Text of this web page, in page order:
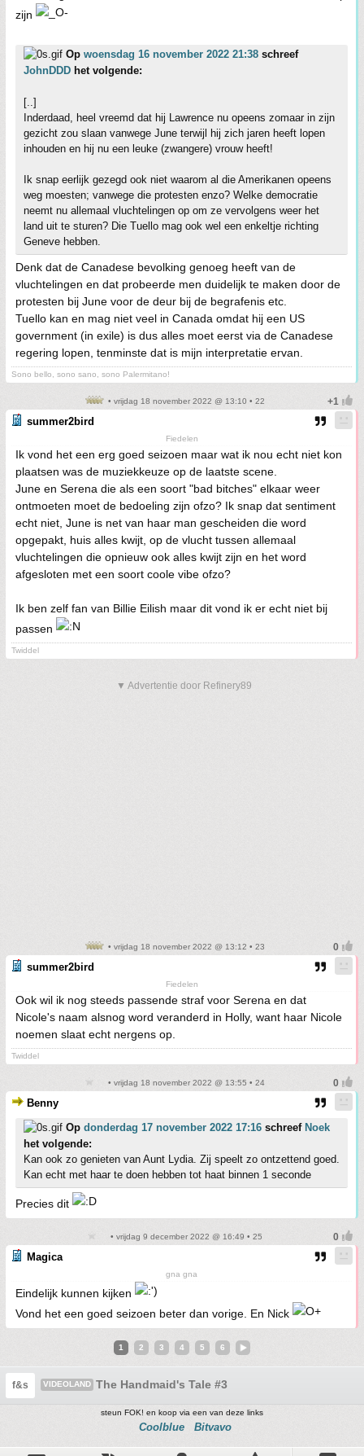
zijn
Op woensdag 16 november 2022 21:38 schreef
JohnDDD het volgende:
[..]
Inderdaad, heel vreemd dat hij Lawrence nu opeens zomaar in zijn
gezicht zou slaan vanwege June terwijl hij zich jaren heeft lopen
inhouden en hij nu een leuke (zwangere) vrouw heeft!
Ik snap eerlijk gezegd ook niet waarom al die Amerikanen opeens
weg moesten; vanwege die protesten enzo? Welke democratie
neemt nu allemaal vluchtelingen op om ze vervolgens weer het
land uit te sturen? Die Tuello mag ook wel een enkeltje richting
Geneve hebben.
Denk dat de Canadese bevolking genoeg heeft van de
vluchtelingen en dat probeerde men duidelijk te maken door de
protesten bij June voor de deur bij de begrafenis etc.
Tuello kan en mag niet veel in Canada omdat hij een US
government (in exile) is dus alles moet eerst via de Canadese
regering lopen, tenminste dat is mijn interpretatie ervan.
Sono bello, sono sano, sono Palermitano!
• vrijdag 18 november 2022 @ 13:10 • 22
summer2bird
Fiedelen
Ik vond het een erg goed seizoen maar wat ik nou echt niet kon
plaatsen was de muziekkeuze op de laatste scene.
June en Serena die als een soort "bad bitches" elkaar weer
ontmoeten moet de bedoeling zijn ofzo? Ik snap dat sentiment
echt niet, June is net van haar man gescheiden die word
opgepakt, huis alles kwijt, op de vlucht tussen allemaal
vluchtelingen die opnieuw ook alles kwijt zijn en het word
afgesloten met een soort coole vibe ofzo?
Ik ben zelf fan van Billie Eilish maar dit vond ik er echt niet bij
passen
Twiddel
▼ Advertentie door Refinery89
• vrijdag 18 november 2022 @ 13:12 • 23
summer2bird
Fiedelen
Ook wil ik nog steeds passende straf voor Serena en dat
Nicole's naam alsnog word veranderd in Holly, want haar Nicole
noemen slaat echt nergens op.
Twiddel
• vrijdag 18 november 2022 @ 13:55 • 24
Benny
Op donderdag 17 november 2022 17:16 schreef Noek
het volgende:
Kan ook zo genieten van Aunt Lydia. Zij speelt zo ontzettend goed.
Kan echt met haar te doen hebben tot haat binnen 1 seconde
Precies dit
• vrijdag 9 december 2022 @ 16:49 • 25
Magica
gna gna
Eindelijk kunnen kijken
Vond het een goed seizoen beter dan vorige. En Nick
1 2 3 4 5 6
f&s VIDEOLAND The Handmaid's Tale #3
steun FOK! en koop via een van deze links
Coolblue Bitvavo